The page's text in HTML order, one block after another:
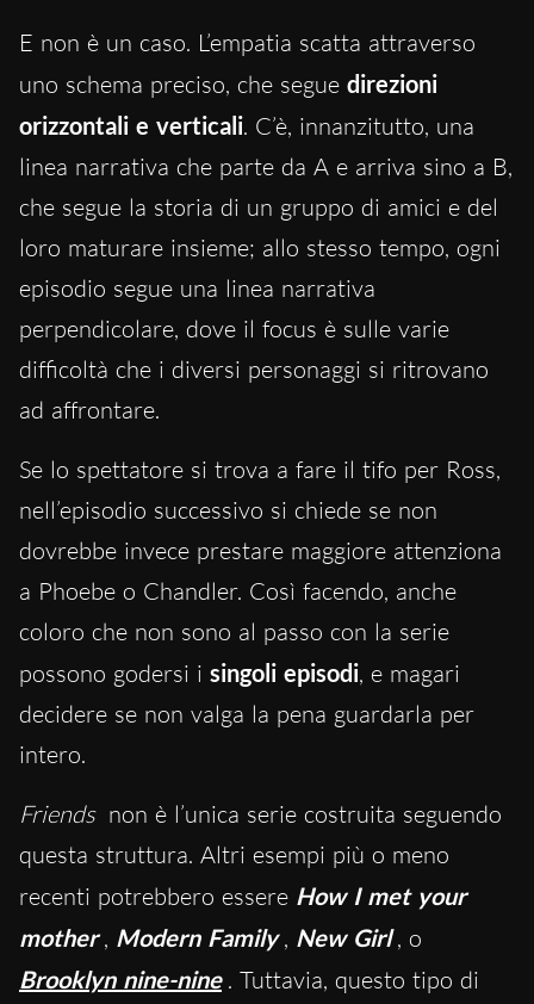
E non è un caso. L’empatia scatta attraverso
uno schema preciso, che segue direzioni
orizzontali e verticali. C’è, innanzitutto, una
linea narrativa che parte da A e arriva sino a B,
che segue la storia di un gruppo di amici e del
loro maturare insieme; allo stesso tempo, ogni
episodio segue una linea narrativa
perpendicolare, dove il focus è sulle varie
difficoltà che i diversi personaggi si ritrovano
ad affrontare.
Se lo spettatore si trova a fare il tifo per Ross,
nell’episodio successivo si chiede se non
dovrebbe invece prestare maggiore attenziona
a Phoebe o Chandler. Così facendo, anche
coloro che non sono al passo con la serie
possono godersi i singoli episodi, e magari
decidere se non valga la pena guardarla per
intero.
Friends non è l’unica serie costruita seguendo
questa struttura. Altri esempi più o meno
recenti potrebbero essere How I met your
mother , Modern Family , New Girl , o
Brooklyn nine-nine . Tuttavia, questo tipo di